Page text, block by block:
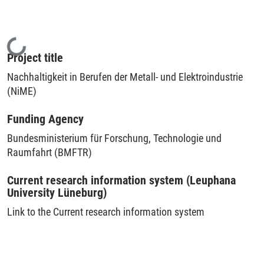
Loading...
Project title
Nachhaltigkeit in Berufen der Metall- und Elektroindustrie
(NiME)
Funding Agency
Bundesministerium für Forschung, Technologie und
Raumfahrt (BMFTR)
Current research information system (Leuphana
University Lüneburg)
Link to the Current research information system